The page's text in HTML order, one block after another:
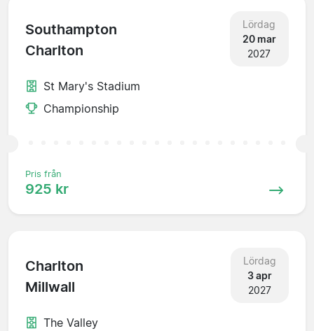
Southampton
Charlton
Lördag
20 mar
2027
St Mary's Stadium
Championship
Pris från
925 kr
Charlton
Millwall
Lördag
3 apr
2027
The Valley